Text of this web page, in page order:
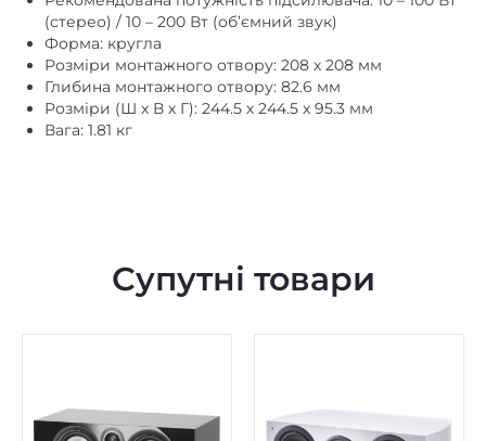
Розміри монтажного отвору: 208 х 208 мм
Глибина монтажного отвору: 82.6 мм
Розміри (Ш х В х Г): 244.5 х 244.5 х 95.3 мм
Вага: 1.81 кг